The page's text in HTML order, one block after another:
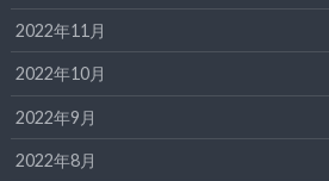
2022年11月
2022年10月
2022年9月
2022年8月